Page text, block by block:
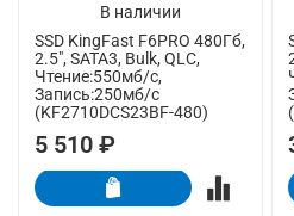
В наличии
SSD KingFast F6PRO 480Гб,
2.5", SATA3, Bulk, QLC,
Чтение:550мб/с,
Запись:250мб/с
(KF2710DCS23BF-480)
5 510 ₽